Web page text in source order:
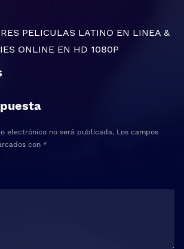
PELICULAS LATINO EN LINEA &
ONLINE EN HD 1080P
electrónico no será publicada. Los campos
con *